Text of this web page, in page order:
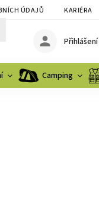
ÚDAJŮ KARIÉRA
Přihlášení
Camping